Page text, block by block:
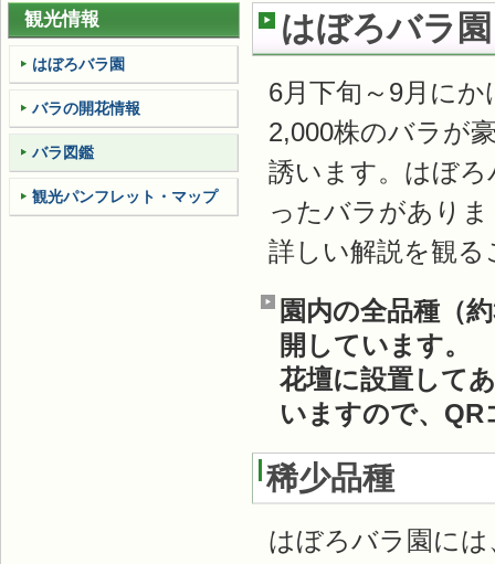
ば
す
はぼろバラ
6月下旬～9月に
2,000株のバラが
誘います。はぼ
ったバラがあり
詳しい解説を観
園内の全品種（
開しています。
花壇に設置して
いますので、
稀少品種
はぼろバラ園に
観光情報
はぼろバラ園
バラの開花情報
バラ図鑑
観光パンフレット・マップ